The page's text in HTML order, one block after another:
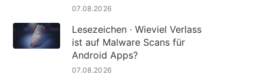
07.08.2026
Lesezeichen · Wieviel Verlass
ist auf Malware Scans für
Android Apps?
07.08.2026